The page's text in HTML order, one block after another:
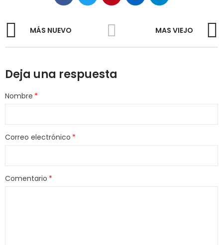
MÁS NUEVO MAS VIEJO
Deja una respuesta
Nombre
Correo electrónico
Comentario